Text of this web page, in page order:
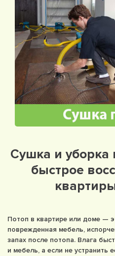
Сушка и уборка
быстрое
Потоп в квартире или доме —
поврежденная мебель,
запах после потопа. Влага
и мебель, а если не устранить